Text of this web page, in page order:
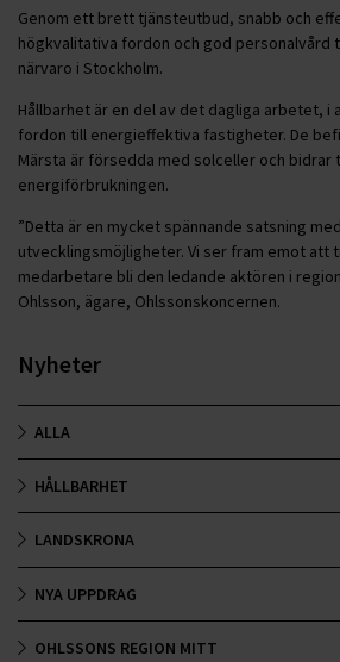
Genom ett brett tjänsteutbud, snabb och
högkvalitativa fordon och god personalvård
närvaro i Stockholm.
Hållbarhet är en del av det dagliga arbetet, i
fordon till energieffektiva fastigheter. De
Märsta är försedda med solceller och bidrar
energiförbrukningen.
”Detta är en mycket spännande satsning
utvecklingsmöjligheter. Vi ser fram emot att
medarbetare bli den ledande aktören i
Ohlsson, ägare, Ohlssonskoncernen.
Nyheter
ALLA
HÅLLBARHET
LANDSKRONA
NYA UPPDRAG
OHLSSONS REGION MITT